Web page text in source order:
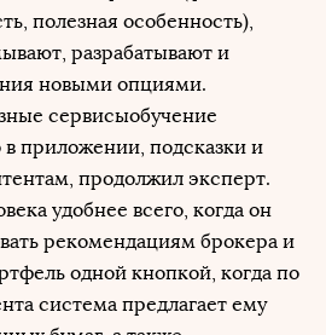
полезная особенность),
разрабатывают и
новыми опциями.
сервисыобучение
приложении, подсказки и
продолжил эксперт.
удобнее всего, когда он
рекомендациям брокера и
одной кнопкой, когда по
система предлагает ему